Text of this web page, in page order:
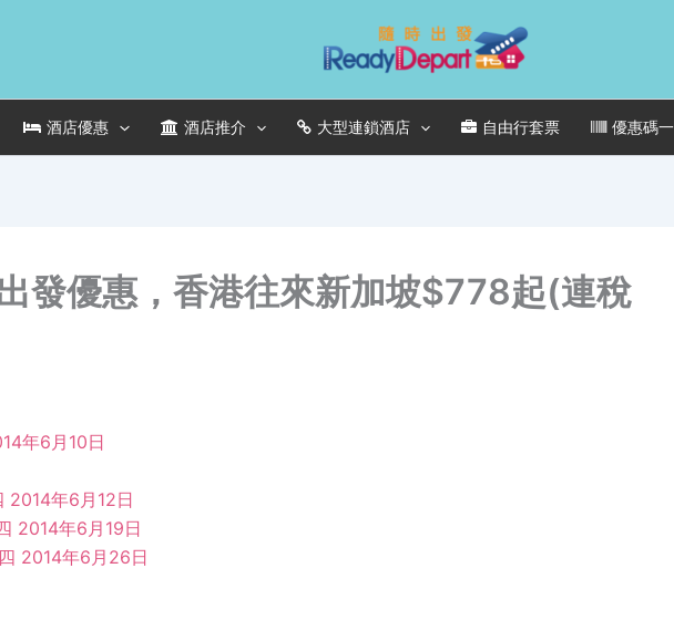
酒店優惠 酒店推介 大型連鎖酒店 自由行套票 優惠碼
發優惠，香港往來新加坡$778起(連稅
年6月10日
2014年6月12日
2014年6月19日
2014年6月26日